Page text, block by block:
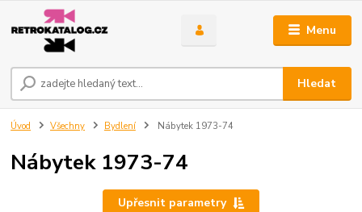
Menu
Hledat
Úvod Všechny Bydlení Nábytek 1973-74
Nábytek 1973-74
Upřesnit parametry